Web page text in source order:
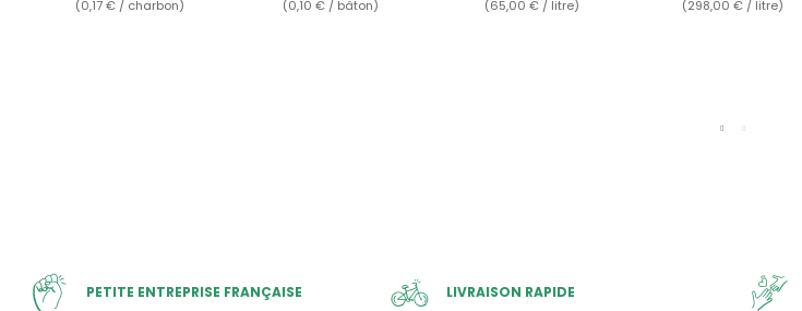
(0,17 € / charbon) (0,10 € / bâton) (65,00 € / litre) (298,00 € / litre)
PETITE ENTREPRISE FRANÇAISE LIVRAISON RAPIDE